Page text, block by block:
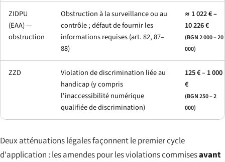
ZIDPU
(EAA) —
obstruction
Obstruction à la surveillance ou au
contrôle ; défaut de fournir les
informations requises (art. 82, 87–
88)
≈ 1 022 € –
10 226 €
(BGN 2 000 – 20
000)
ZZD
Violation de discrimination liée au
handicap (y compris
l'inaccessibilité numérique
qualifiée de discrimination)
125 € – 1 000
€
(BGN 250 – 2
000)
Deux atténuations légales façonnent le premier cycle
d'application : les amendes pour les violations commisesavant